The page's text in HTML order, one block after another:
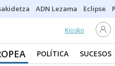
ADN Lezama Eclipse
Kiosko
POLÍTICA SUCESOS